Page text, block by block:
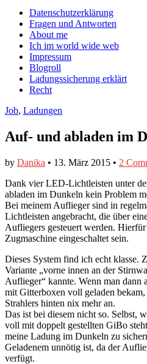
Facebook
anzeigen
Twitter
anzeigen
auf
Instagram
anzeigen
Main
menu
Skip
content
Datenschutzerklärung
Fragen und Antworten
About me
Ich im world wide web
Impressum
Blogroll
Ladungssicherung erklärt
Recht
Job, Ladungen
Auf- und abladen im
by Danika • 13. März 2015 • 2
Dank vier LED-Lichtleisten unter
abladen im Dunkeln kein Problem
Bei meinem Auflieger sind in
Lichtleisten angebracht, die über
Aufliegers gesteuert werden.
Zugmaschine eingeschaltet sein.
Dieses System find ich echt klasse.
Variante „vorne innen an der
Auflieger“ kannte. Wenn man dann
mit Gitterboxen voll geladen
Strahlers hinten nix mehr an.
Das ist bei diesem nicht so. Selbst,
voll mit doppelt gestellten GiBo
meine Ladung im Dunkeln zu
Geladenem unnötig ist, da der
verfügt.